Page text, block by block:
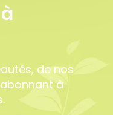
de nos
à